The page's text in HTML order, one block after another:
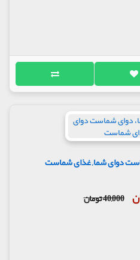
دوای شما, غذای شماست
40,000 تومان